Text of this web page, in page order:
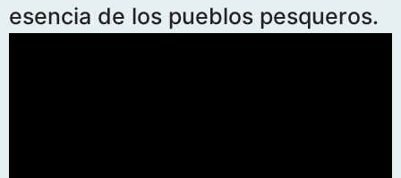
esencia de los pueblos pesqueros.